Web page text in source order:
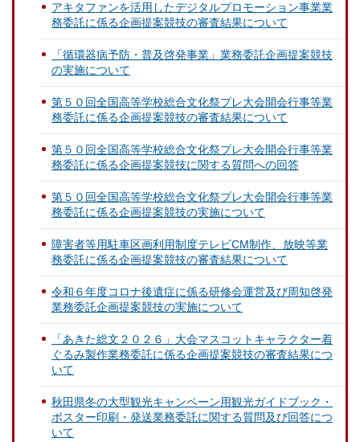
アキタファンを活用したデジタルプロモーション事業業
務委託に係る企画提案競技の審査結果について
「循環器病予防・普及啓発事業」業務委託企画提案競技
の実施について
第５０回全国高等学校総合文化祭プレ大会開会行事等業
務委託に係る企画提案競技の審査結果について
第５０回全国高等学校総合文化祭プレ大会開会行事等業
務委託に係る企画提案競技に関する質問への回答
第５０回全国高等学校総合文化祭プレ大会開会行事等業
務委託に係る企画提案競技の実施について
障害者等用駐車区画利用制度テレビCM制作、放映等業
務委託に係る企画提案競技の審査結果について
令和６年度コロナ後遺症に係る研修会運営及び周知啓発
業務委託企画提案競技の実施について
「あきた総文２０２６」大会マスコットキャラクター着
ぐるみ製作業務委託に係る企画提案競技の審査結果につ
いて
秋田県冬の大型観光キャンペーン用観光ガイドブック・
ポスター印刷・発送業務委託に関する質問及び回答につ
いて